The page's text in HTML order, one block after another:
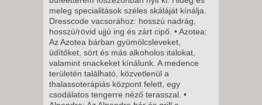
12 NAP / 11 ÉJSZAKA
2026. DECEMBER 08., KEDD -
5 NAP / 4 ÉJSZAKA
2026. DECEMBER 09., SZERDA
-
8 NAP / 7 ÉJSZAKA
meleg specialitások széles skáláját kínálja.
Dresscode vacsorához: hosszú nadrág,
hosszú/rövid ujjú ing és zárt cipő. • Azotea:
Az Azotea bárban gyümölcsleveket,
üdítőket, sört és más alkoholos italokat,
valamint snackeket kínálunk. A medence
területén található, közvetlenül a
thalassoterápiás központ felett, egy
csodálatos tengerre néző terasszal. •